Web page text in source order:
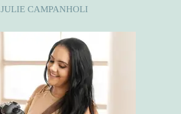
JULIE CAMPANHOLI